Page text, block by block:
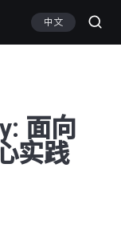
中文
面向
实践